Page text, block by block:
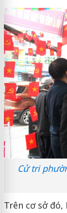
Cử tri
Trên cơ sở